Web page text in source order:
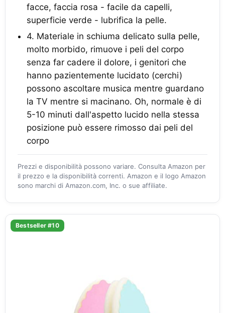
facce, faccia rosa - facile da capelli,
superficie verde - lubrifica la pelle.
4. Materiale in schiuma delicato sulla pelle,
molto morbido, rimuove i peli del corpo
senza far cadere il dolore, i genitori che
hanno pazientemente lucidato (cerchi)
possono ascoltare musica mentre guardano
la TV mentre si macinano. Oh, normale è di
5-10 minuti dall'aspetto lucido nella stessa
posizione può essere rimosso dai peli del
corpo
Prezzi e disponibilità possono variare. Consulta Amazon per
il prezzo e la disponibilità correnti. Amazon e il logo Amazon
sono marchi di Amazon.com, Inc. o sue affiliate.
Bestseller #10